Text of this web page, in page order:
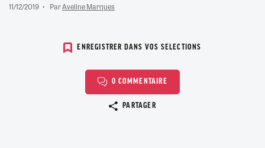
11/12/2019 ParAveline Marques
ENREGISTRER DANS VOS SELECTIONS
0 COMMENTAIRE
PARTAGER